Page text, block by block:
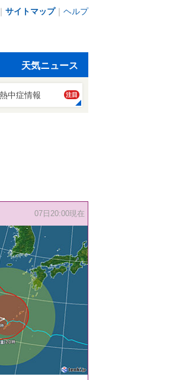
サイトマップ｜ ヘルプ
天気ニュース
熱中症情報 注目
07日20:00現在